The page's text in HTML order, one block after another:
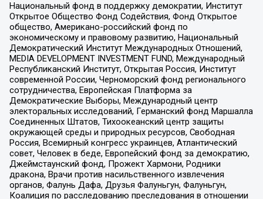
Национальный фонд в поддержку демократии, Институт
Открытое Общество Фонд Содействия, Фонд Открытое
общество, Американо-российский фонд по
экономическому и правовому развитию, Национальный
Демократический Институт Международных Отношений,
MEDIA DEVELOPMENT INVESTMENT FUND, Международный
Республиканский Институт, Открытая Россия, Институт
современной России, Черноморский фонд регионального
сотрудничества, Европейская Платформа за
Демократические Выборы, Международный центр
электоральных исследований, Германский фонд Маршалла
Соединенных Штатов, Тихоокеанский центр защиты
окружающей среды и природных ресурсов, Свободная
Россия, Всемирный конгресс украинцев, Атлантический
совет, Человек в беде, Европейский фонд за демократию,
Джеймстаунский фонд, Прожект Хармони, Родники
дракона, Врачи против насильственного извлечения
органов, Фалунь Дафа, Друзья Фалуньгун, Фалуньгун,
Коалиция по расследованию преследования в отношении